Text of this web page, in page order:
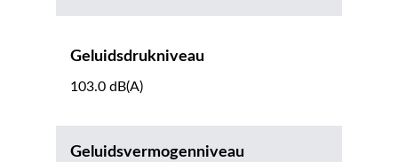
Geluidsdrukniveau
103.0 dB(A)
Geluidsvermogenniveau